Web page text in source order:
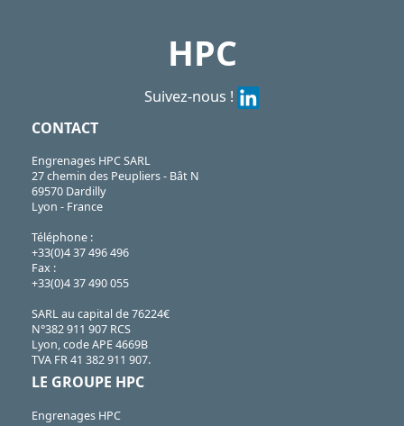
HPC
Suivez-nous !
CONTACT
Engrenages HPC SARL
27 chemin des Peupliers - Bât N
69570 Dardilly
Lyon - France
Téléphone :
+33(0)4 37 496 496
Fax :
+33(0)4 37 490 055
SARL au capital de 76224€
N°382 911 907 RCS
Lyon, code APE 4669B
TVA FR 41 382 911 907.
LE GROUPE HPC
Engrenages HPC